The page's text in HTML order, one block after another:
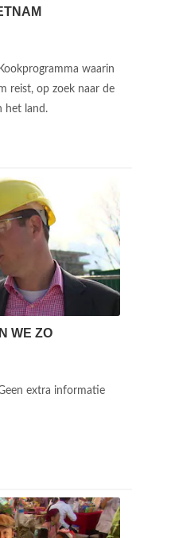
Kookprogramma waarin
reist, op zoek naar de
het land.
WE ZO
extra informatie